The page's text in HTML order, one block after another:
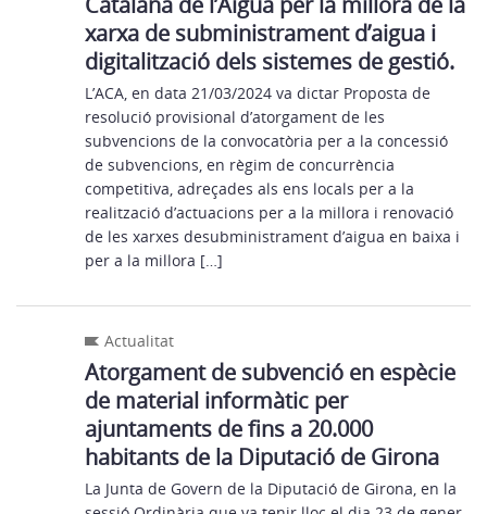
xarxa de subministrament d’aigua i
digitalització dels sistemes de gestió.
L’ACA, en data 21/03/2024 va dictar Proposta de
resolució provisional d’atorgament de les
subvencions de la convocatòria per a la concessió
de subvencions, en règim de concurrència
competitiva, adreçades als ens locals per a la
realització d’actuacions per a la millora i renovació
de les xarxes desubministrament d’aigua en baixa i
per a la millora […]
Actualitat
Atorgament de subvenció en espècie
de material informàtic per
ajuntaments de fins a 20.000
habitants de la Diputació de Girona
La Junta de Govern de la Diputació de Girona, en la